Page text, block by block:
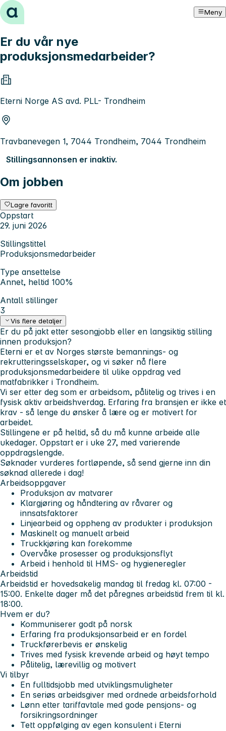
Hopp til innhold Meny
Er du vår nye
produksjonsmedarbeider?
Eterni Norge AS avd. PLL- Trondheim
Travbanevegen 1, 7044 Trondheim, 7044 Trondheim
Stillingsannonsen er inaktiv.
Om jobben
Lagre favoritt
Oppstart
29. juni 2026
Stillingstittel
Produksjonsmedarbeider
Type ansettelse
Annet, heltid 100%
Antall stillinger
3
Vis flere detaljer
Er du på jakt etter sesongjobb eller en langsiktig stilling
innen produksjon?
Eterni er et av Norges største bemannings- og
rekrutteringsselskaper, og vi søker nå flere
produksjonsmedarbeidere til ulike oppdrag ved
matfabrikker i Trondheim.
Vi ser etter deg som er arbeidsom, pålitelig og trives i en
fysisk aktiv arbeidshverdag. Erfaring fra bransjen er ikke et
krav - så lenge du ønsker å lære og er motivert for
arbeidet.
Stillingene er på heltid, så du må kunne arbeide alle
ukedager. Oppstart er i uke 27, med varierende
oppdragslengde.
Søknader vurderes fortløpende, så send gjerne inn din
søknad allerede i dag!
Arbeidsoppgaver
Produksjon av matvarer
Klargjøring og håndtering av råvarer og
innsatsfaktorer
Linjearbeid og oppheng av produkter i produksjon
Maskinelt og manuelt arbeid
Truckkjøring kan forekomme
Overvåke prosesser og produksjonsflyt
Arbeid i henhold til HMS- og hygieneregler
Arbeidstid
Arbeidstid er hovedsakelig mandag til fredag kl. 07:00 -
15:00. Enkelte dager må det påregnes arbeidstid frem til kl.
18:00.
Hvem er du?
Kommuniserer godt på norsk
Erfaring fra produksjonsarbeid er en fordel
Truckførerbevis er ønskelig
Trives med fysisk krevende arbeid og høyt tempo
Pålitelig, lærevillig og motivert
Vi tilbyr
En fulltidsjobb med utviklingsmuligheter
En seriøs arbeidsgiver med ordnede arbeidsforhold
Lønn etter tariffavtale med gode pensjons- og
forsikringsordninger
Tett oppfølging av egen konsulent i Eterni